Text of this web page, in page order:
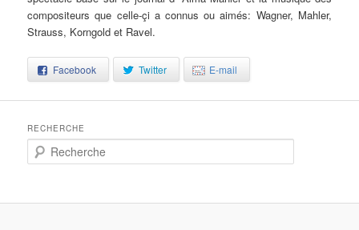
compositeurs que celle-çi a connus ou aimés: Wagner, Mahler,
Strauss, Korngold et Ravel.
Facebook Twitter E-mail
RECHERCHE
Recherche